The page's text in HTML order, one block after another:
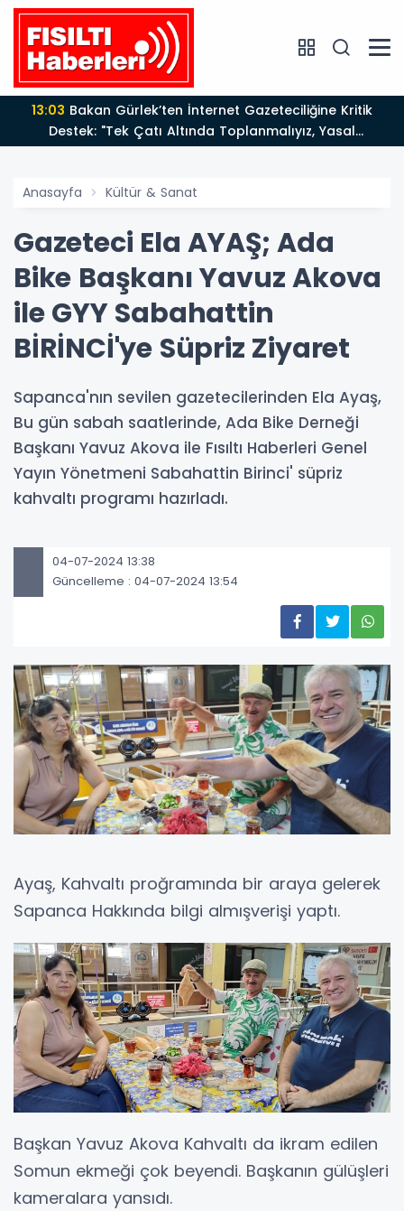
13:03
Destek: "Tek Çatı Altında Toplanmalıyız, Yasal
Düzenlemeye Hazırız"
Anasayfa Kültür & Sanat
Gazeteci Ela AYAŞ; Ada
Bike Başkanı Yavuz Akova
ile GYY Sabahattin
BİRİNCİ'ye Süpriz Ziyaret
Sapanca'nın sevilen gazetecilerinden Ela Ayaş,
Bu gün sabah saatlerinde, Ada Bike Derneği
Başkanı Yavuz Akova ile Fısıltı Haberleri Genel
Yayın Yönetmeni Sabahattin Birinci' süpriz
kahvaltı programı hazırladı.
04-07-2024 13:38
Güncelleme : 04-07-2024 13:54
Ayaş, Kahvaltı proğramında bir araya gelerek
Sapanca Hakkında bilgi almışverişi yaptı.
Başkan Yavuz Akova Kahvaltı da ikram edilen
Somun ekmeği çok beyendi. Başkanın gülüşleri
kameralara yansıdı.